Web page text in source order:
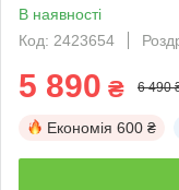
В наявності
Код: 2423654
5 890 ₴ 6 490
Економія 600 ₴